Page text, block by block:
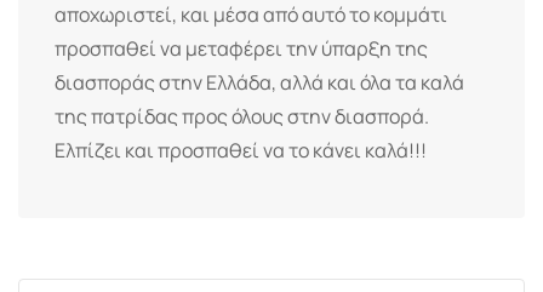
αποχωριστεί, και μέσα από αυτό το κομμάτι
προσπαθεί να μεταφέρει την ύπαρξη της
διασποράς στην Ελλάδα, αλλά και όλα τα καλά
της πατρίδας προς όλους στην διασπορά.
Ελπίζει και προσπαθεί να το κάνει καλά!!!